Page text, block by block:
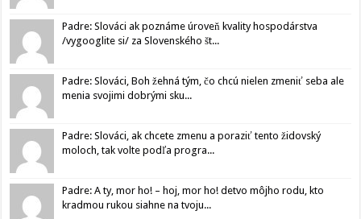
Padre: Slováci ak poznáme úroveň kvality hospodárstva
/vygooglite si/ za Slovenského št...
Padre: Slováci, Boh žehná tým, čo chcú nielen zmeniť seba ale
menia svojimi dobrými sku...
Padre: Slováci, ak chcete zmenu a poraziť tento židovský
moloch, tak volte podľa progra...
Padre: A ty, mor ho! – hoj, mor ho! detvo môjho rodu, kto
kradmou rukou siahne na tvoju...